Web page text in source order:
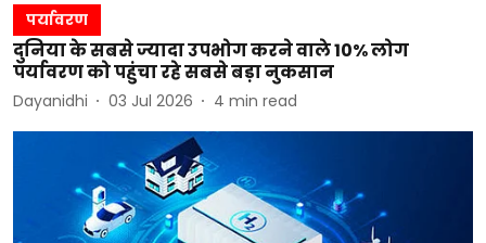
पर्यावरण
दुनिया के सबसे ज्यादा उपभोग करने वाले 10% लोग
पर्यावरण को पहुंचा रहे सबसे बड़ा नुकसान
Dayanidhi 03 Jul 2026 4 min read